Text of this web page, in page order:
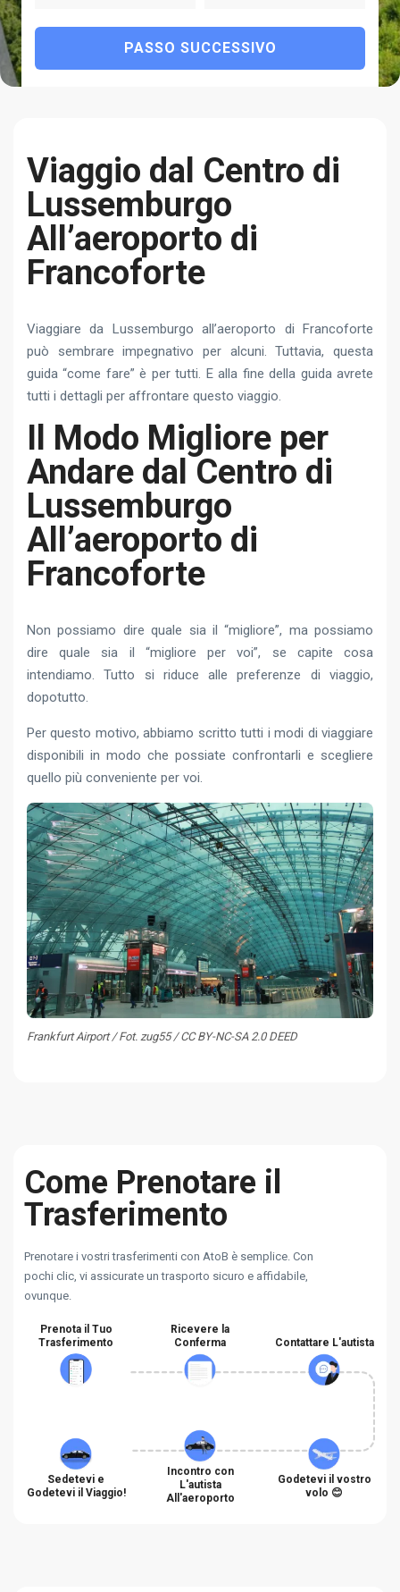
PASSO SUCCESSIVO
Viaggio dal Centro di
Lussemburgo
All’aeroporto di
Francoforte
Viaggiare da Lussemburgo all’aeroporto di Francoforte
può sembrare impegnativo per alcuni. Tuttavia, questa
guida “come fare” è per tutti. E alla fine della guida avrete
tutti i dettagli per affrontare questo viaggio.
Il Modo Migliore per
Andare dal Centro di
Lussemburgo
All’aeroporto di
Francoforte
Non possiamo dire quale sia il “migliore”, ma possiamo
dire quale sia il “migliore per voi”, se capite cosa
intendiamo. Tutto si riduce alle preferenze di viaggio,
dopotutto.
Per questo motivo, abbiamo scritto tutti i modi di viaggiare
disponibili in modo che possiate confrontarli e scegliere
quello più conveniente per voi.
Frankfurt Airport / Fot. zug55 / CC BY-NC-SA 2.0 DEED
Come Prenotare il
Trasferimento
Prenotare i vostri trasferimenti con AtoB è semplice. Con
pochi clic, vi assicurate un trasporto sicuro e affidabile,
ovunque.
Prenota il Tuo
Trasferimento
Ricevere la
Conferma
Contattare L'autista
Sedetevi e
Godetevi il Viaggio!
Incontro con
L'autista
All'aeroporto
Godetevi il vostro
volo 😊